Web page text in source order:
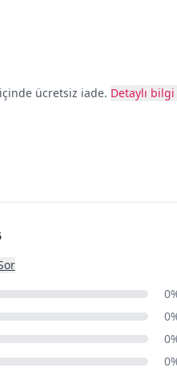
ücretsiz iade. Detaylı bilgi